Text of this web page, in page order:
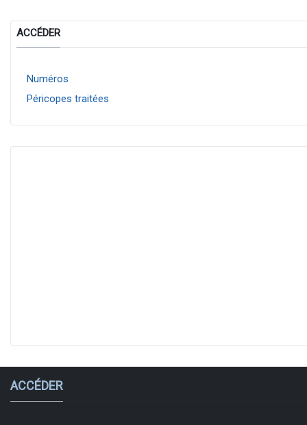
ACCÉDER
Numéros
Péricopes traitées
ACCÉDER